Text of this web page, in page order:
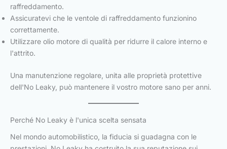
raffreddamento.
Assicuratevi che le ventole di raffreddamento funzionino
correttamente.
Utilizzare olio motore di qualità per ridurre il calore interno e
l'attrito.
Una manutenzione regolare, unita alle proprietà protettive
dell'No Leaky, può mantenere il vostro motore sano per anni.
Perché No Leaky è l'unica scelta sensata
Nel mondo automobilistico, la fiducia si guadagna con le